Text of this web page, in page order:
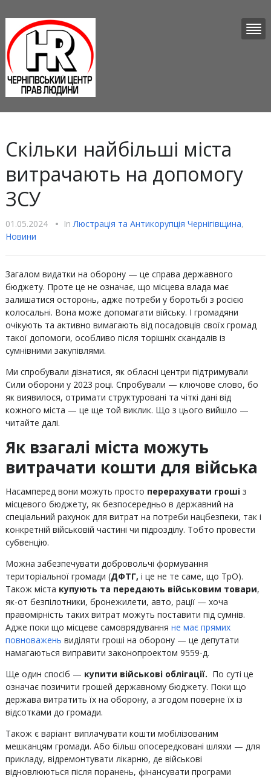
Скільки найбільші міста
витрачають на допомогу
ЗСУ
01.05.2024 • InЛюстрацiя та Антикорупцiя Чернігівщина,
Новини
Загалом видатки на оборону — це справа державного
бюджету. Проте це не означає, що місцева влада має
залишатися осторонь, адже потреби у боротьбі з росією
колосальні. Вона може допомагати війську. І громадяни
очікують та активно вимагають від посадовців своїх громад
такої допомоги, особливо після торішніх скандалів із
сумнівними закупівлями.
Ми спробували дізнатися, як обласні центри підтримували
Сили оборони у 2023 році. Спробували — ключове слово, бо
як виявилося, отримати структуровані та чіткі дані від
кожного міста — це ще той виклик. Що з цього вийшло —
читайте далі.
Як взагалі міста можуть
витрачати кошти для війська
Насамперед вони можуть просто перерахувати гроші з
місцевого бюджету, як безпосередньо в державний на
спеціальний рахунок для витрат на потреби нацбезпеки, так і
конкретній військовій частині чи підрозділу. Тобто провести
субвенцію.
Можна забезпечувати добровольчі формування
територіальної громади (ДФТГ, і це не те саме, що ТрО).
Також міста купують та передають військовим товари,
як-от безпілотники, бронежилети, авто, рації — хоча
правомірність таких витрат можуть поставити під сумнів.
Адже поки що місцеве самоврядування не має прямих
повноважень виділяти гроші на оборону — це депутати
намагаються виправити законопроектом 9559-д.
Ще один спосіб — купити військові облігації. По суті це
означає позичити грошей державному бюджету. Поки що
держава витратить їх на оборону, а згодом поверне їх із
відсотками до громади.
Також є варіант виплачувати кошти мобілізованим
мешканцям громади. Або більш опосередковані шляхи — для
прикладу, відремонтувати лікарню, де військові
відновлюються після поранень, фінансувати програми